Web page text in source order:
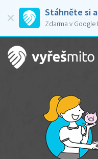
Stáhněte si
Zdarma v Google